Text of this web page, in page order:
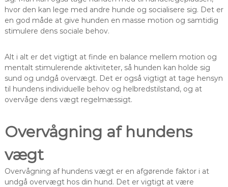
hvor den kan lege med andre hunde og socialisere sig. Det er
en god måde at give hunden en masse motion og samtidig
stimulere dens sociale behov.
Alt i alt er det vigtigt at finde en balance mellem motion og
mentalt stimulerende aktiviteter, så hunden kan holde sig
sund og undgå overvægt. Det er også vigtigt at tage hensyn
til hundens individuelle behov og helbredstilstand, og at
overvåge dens vægt regelmæssigt.
Overvågning af hundens
vægt
Overvågning af hundens vægt er en afgørende faktor i at
undgå overvægt hos din hund. Det er vigtigt at være